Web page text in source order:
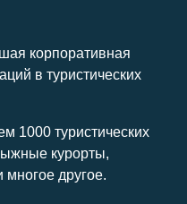
корпоративная
в туристических
1000 туристических
курорты,
другое.